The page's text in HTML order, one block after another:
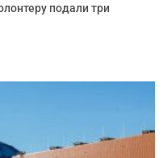
подали три